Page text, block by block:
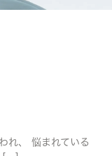
れ、 悩まれている